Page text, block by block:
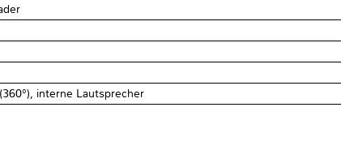
interne Lautsprecher